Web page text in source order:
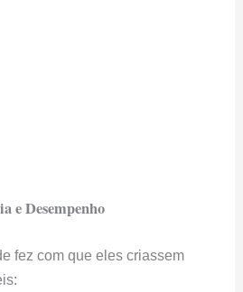
e Desempenho
fez com que eles criassem